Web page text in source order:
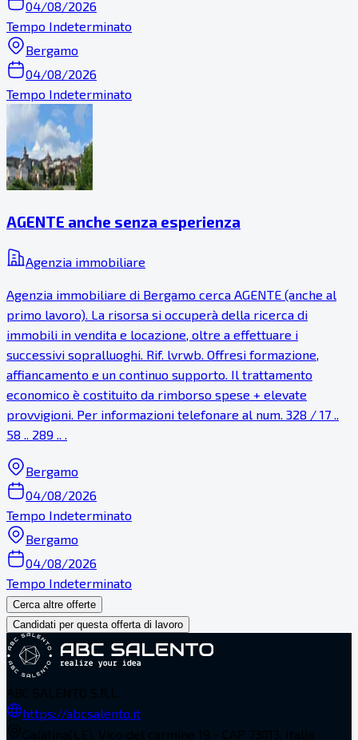
04/08/2026
Tempo Indeterminato
Bergamo
04/08/2026
Tempo Indeterminato
AGENTE anche senza esperienza
Agenzia immobiliare
Agenzia immobiliare di Bergamo cerca AGENTE (anche al
primo lavoro). La risorsa si occuperà della ricerca di
immobili in vendita e locazione, oltre a effettuare i
successivi sopralluoghi. Rif. lvrwb. Offresi formazione,
affiancamento e un continuo supporto. Il trattamento
economico è costituito da rimborso spese + elevate
provvigioni. Per informazioni telefonare al num. 328 / 17 ..
58 .. 289 .. .
Bergamo
04/08/2026
Tempo Indeterminato
Bergamo
04/08/2026
Tempo Indeterminato
Cerca altre offerte
Candidati per questa offerta di lavoro
https://abcsalento.it